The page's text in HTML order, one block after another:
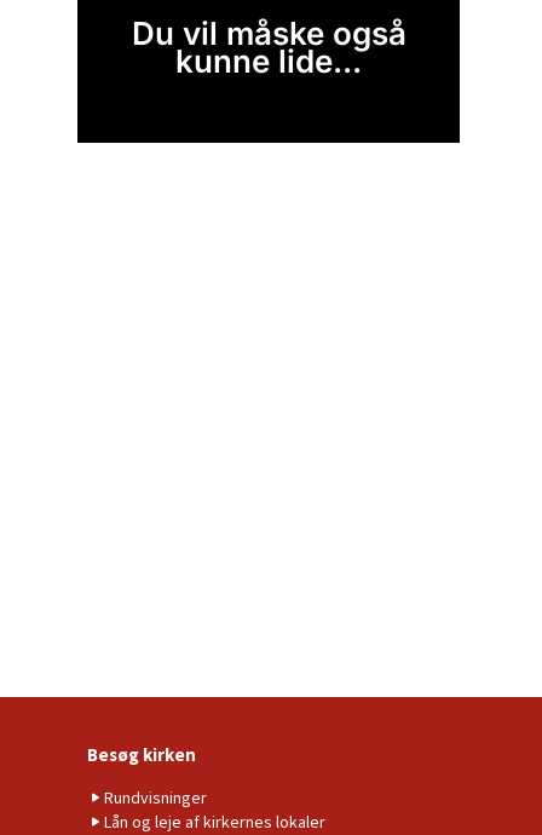
Du vil måske også
kunne lide...
Besøg kirken
Rundvisninger
Lån og leje af kirkernes lokaler